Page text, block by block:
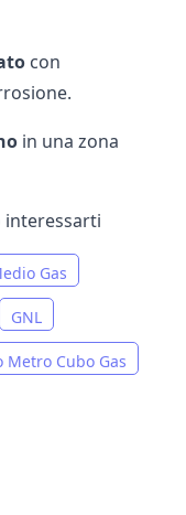
con
in una zona
Gas
GNL
Metro Cubo Gas